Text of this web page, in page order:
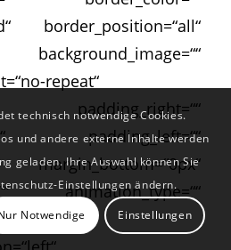
border_position=“all“
repeat“
padding_right=““
padding_left=““
margin_bottom=“0px“
animation_type=““
technisch notwendige Cookies.
und andere externe Inhalte werden
geladen. Ihre Auswahl können Sie
Einstellungen ändern.
Notwendige Einstellungen